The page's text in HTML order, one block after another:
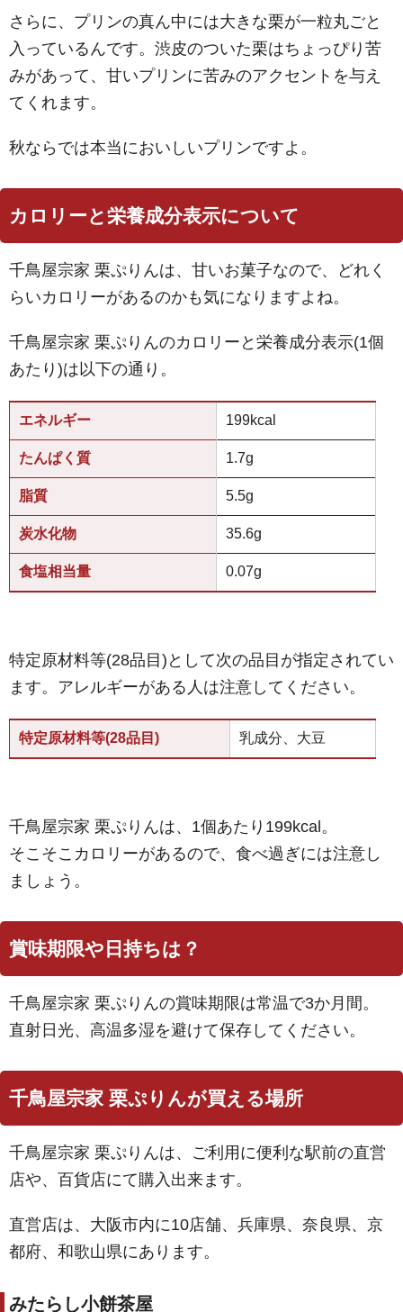
さらに、プリンの真ん中には大きな栗が一粒丸ごと
入っているんです。渋皮のついた栗はちょっぴり苦
みがあって、甘いプリンに苦みのアクセントを与え
てくれます。
秋ならでは本当においしいプリンですよ。
カロリーと栄養成分表示について
千鳥屋宗家 栗ぷりんは、甘いお菓子なので、どれく
らいカロリーがあるのかも気になりますよね。
千鳥屋宗家 栗ぷりんのカロリーと栄養成分表示(1個
あたり)は以下の通り。
エネルギー 199kcal
たんぱく質 1.7g
脂質 5.5g
炭水化物 35.6g
食塩相当量 0.07g
特定原材料等(28品目)として次の品目が指定されてい
ます。アレルギーがある人は注意してください。
特定原材料等(28品目) 乳成分、大豆
千鳥屋宗家 栗ぷりんは、1個あたり199kcal。
そこそこカロリーがあるので、食べ過ぎには注意し
ましょう。
賞味期限や日持ちは？
千鳥屋宗家 栗ぷりんの賞味期限は常温で3か月間。
直射日光、高温多湿を避けて保存してください。
千鳥屋宗家 栗ぷりんが買える場所
千鳥屋宗家 栗ぷりんは、ご利用に便利な駅前の直営
店や、百貨店にて購入出来ます。
直営店は、大阪市内に10店舗、兵庫県、奈良県、京
都府、和歌山県にあります。
みたらし小餅茶屋